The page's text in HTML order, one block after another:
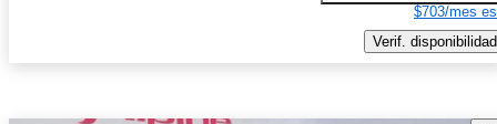
$703/mes
Verif. disponibilidad